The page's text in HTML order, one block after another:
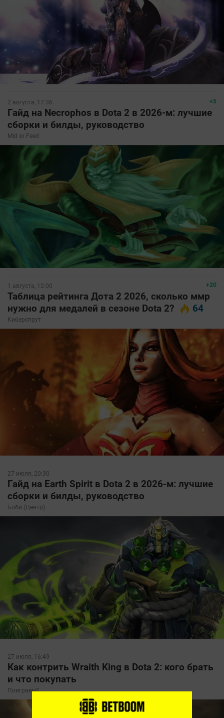
+5
2 августа, 17:36
Гайд на Necrophos в Dota 2 в 2026-м: лучшие
сборки и билды, руководство
Mid or Feed
+20
1 августа, 12:00
Таблица рейтинга Дота 2 2026, сколько ммр
нужно для медалей в сезоне Dota 2?
64
Киберспрут
27 июля, 20:30
Гайд на Earth Spirit в Dota 2 в 2026-м: лучшие
сборки и билды, руководство
Боби (Центр)
27 июля, 16:49
Как контрить Wraith King в Dota 2: кого брать
и что покупать
Поиграем?